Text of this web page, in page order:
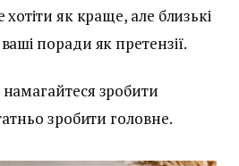
як краще, але близькі
поради як претензії.
намагайтеся зробити
зробити головне.